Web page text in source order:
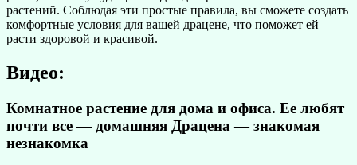
растений. Соблюдая эти простые правила, вы сможете создать
комфортные условия для вашей драцене, что поможет ей
расти здоровой и красивой.
Видео:
Комнатное растение для дома и офиса. Ее любят
почти все — домашняя Драцена — знакомая
незнакомка